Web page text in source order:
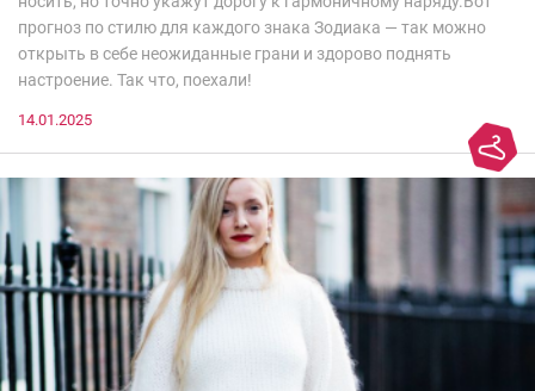
прогноз по стилю для каждого знака Зодиака — так можно
открыть в себе неожиданные грани и здорово поднять
настроение. Так что, поехали!
14.01.2025